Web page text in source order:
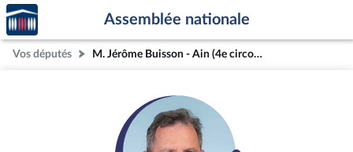
Aller au contenu
Aller en bas de la page
Accèder
à la
page
d'accueil
Assemblée nationale
Vos députés M. Jérôme Buisson - Ain (4e circonscription)